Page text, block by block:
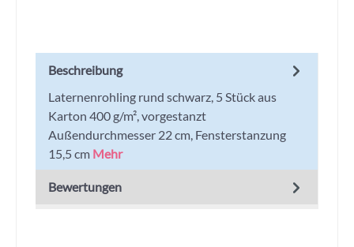
Beschreibung
Laternenrohling rund schwarz, 5 Stück aus
Karton 400 g/m², vorgestanzt
Außendurchmesser 22 cm, Fensterstanzung
15,5 cm Mehr
Bewertungen